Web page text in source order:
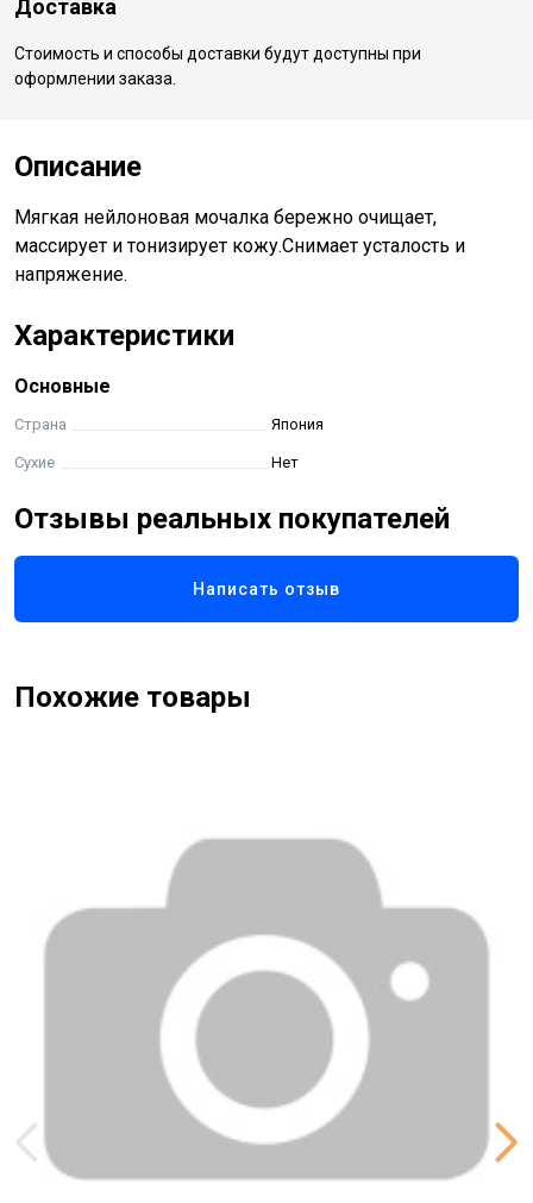
Доставка
Стоимость и способы доставки будут доступны при
оформлении заказа.
Описание
Мягкая нейлоновая мочалка бережно очищает,
массирует и тонизирует кожу.Снимает усталость и
напряжение.
Характеристики
Основные
Страна Япония
Сухие Нет
Отзывы реальных покупателей
Написать отзыв
Похожие товары